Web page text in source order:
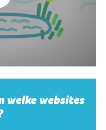
welke websites